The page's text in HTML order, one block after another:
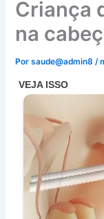
Criança
na
Porsaude@admin8/